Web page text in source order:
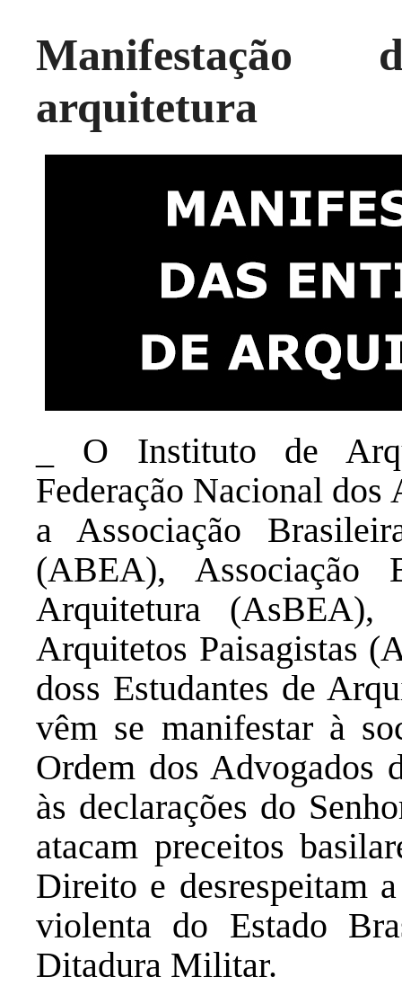
Manifestação
arquitetura
_ O Instituto de
Federação Nacional
a Associação
(ABEA), Associação
Arquitetura
Arquitetos Paisagistas
doss Estudantes de
vêm se manifestar à
Ordem dos
às declarações do
atacam preceitos
Direito e desrespeitam
violenta do Estado
Ditadura Militar.